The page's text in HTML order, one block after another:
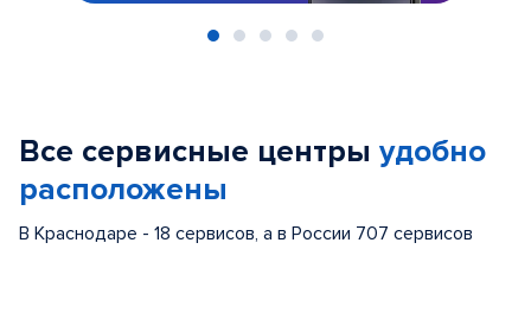
Все сервисные центры удобно
расположены
В Краснодаре - 18 сервисов, а в России 707 сервисов